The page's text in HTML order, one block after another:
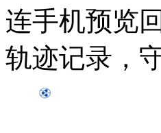
连手机预览
轨迹记录，